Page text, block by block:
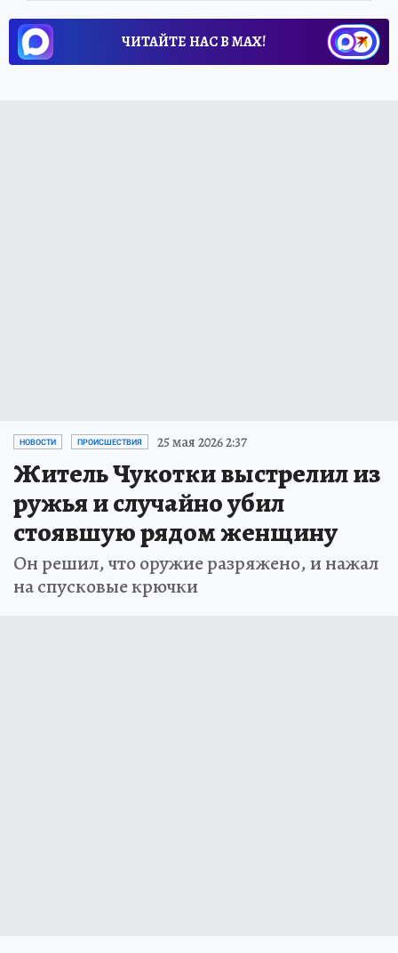
ЧИТАЙТЕ НАС В МАХ!
НОВОСТИ ПРОИСШЕСТВИЯ 25 мая 2026 2:37
Житель Чукотки выстрелил из
ружья и случайно убил
стоявшую рядом женщину
Он решил, что оружие разряжено, и нажал
на спусковые крючки